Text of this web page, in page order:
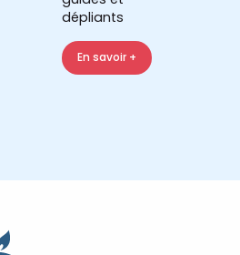
dépliants
En savoir +